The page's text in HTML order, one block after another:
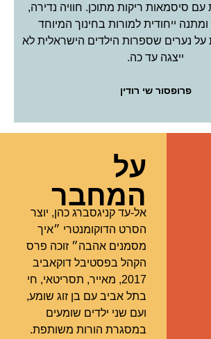
סיסמאות ריקות מתוכן. חוויה נדירה,
120-12, ומתנה ייחודית למורות בחינוך המיוחד
על נערים שספרות הילדים הישראלית לא
ייצגה עד כה.
פרופסור שי רודין
על
המחבר
אל-עד קניגסברג כהן, יוצר
הסרט הדוקומנטרי ״איך
מסמנים אהבה״ זוכה פרס
הקהל בפסטיבל דוקאביב
2017, מאייר, תסריטאי, חי
בתל אביב עם בן זוג שומע,
ועם שני ילדים שומעים
במסגרת הורות משותפת.